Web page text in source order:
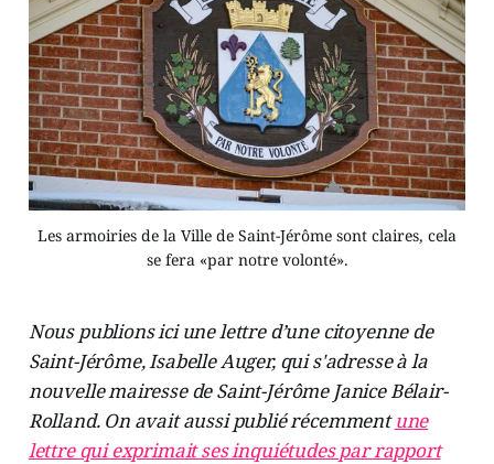
Les armoiries de la Ville de Saint-Jérôme sont claires, cela
se fera «par notre volonté».
Nous publions ici une lettre d’une citoyenne de
Saint-Jérôme, Isabelle Auger, qui s'adresse à la
nouvelle mairesse de Saint-Jérôme Janice Bélair-
Rolland. On avait aussi publié récemmentune
lettre qui exprimait ses inquiétudes par rapport